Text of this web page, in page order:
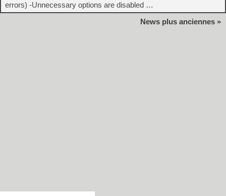
errors) -Unnecessary options are disabled …
News plus anciennes »